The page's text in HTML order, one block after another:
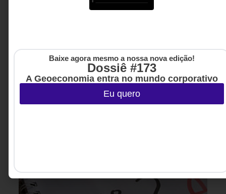
acessíveis e capazes de promover desenvolvimento,
Baixe agora mesmo a nossa nova edição!
Dossiê #173
A Geoeconomia entra no mundo corporativo
Eu quero